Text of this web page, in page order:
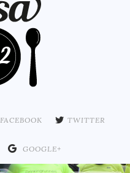
FACEBOOK TWITTER
GOOGLE+